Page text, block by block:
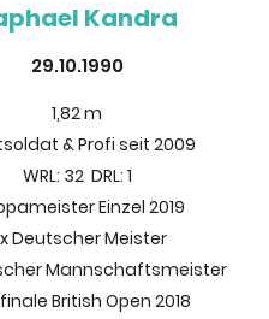
Kandra
29.10.1990
1,82 m
& Profi seit 2009
WRL: 32 DRL: 1
Einzel 2019
Deutscher Meister
Mannschaftsmeister
British Open 2018